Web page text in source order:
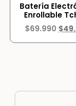
Batería
Enrollable
$69.990 $